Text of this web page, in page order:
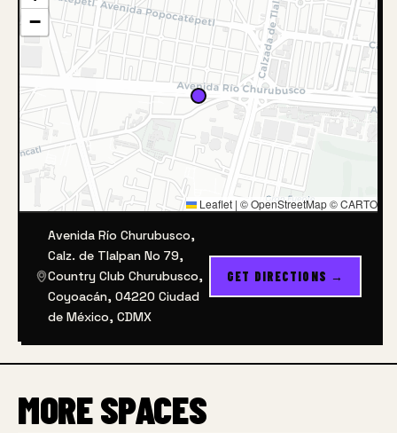
−
Leaflet | © OpenStreetMap © CARTO
Avenida Río Churubusco,
Calz. de Tlalpan No 79,
Country Club Churubusco,
Coyoacán, 04220 Ciudad
de México, CDMX
GET DIRECTIONS →
MORE SPACES